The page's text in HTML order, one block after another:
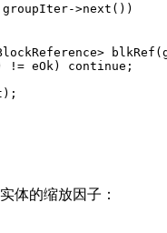
>next ())
blkRef
!= eOk) continue ;
体的缩放因子：